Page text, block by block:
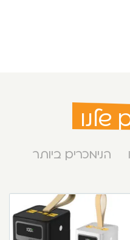
שלנו
הנימכרים ביותר